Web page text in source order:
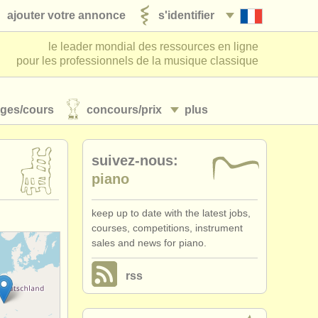
s'identifier
ajouter votre annonce
le leader mondial des ressources en ligne
pour les professionnels de la musique classique
plus
cours concours/prix
suivez-nous:
piano
keep up to date with the latest jobs,
courses, competitions, instrument
sales and news for piano.
rss